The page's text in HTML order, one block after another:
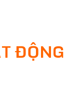
ĐỘNG